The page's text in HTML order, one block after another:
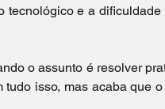
tecnológico e a
o assunto é resolver
isso, mas acaba que